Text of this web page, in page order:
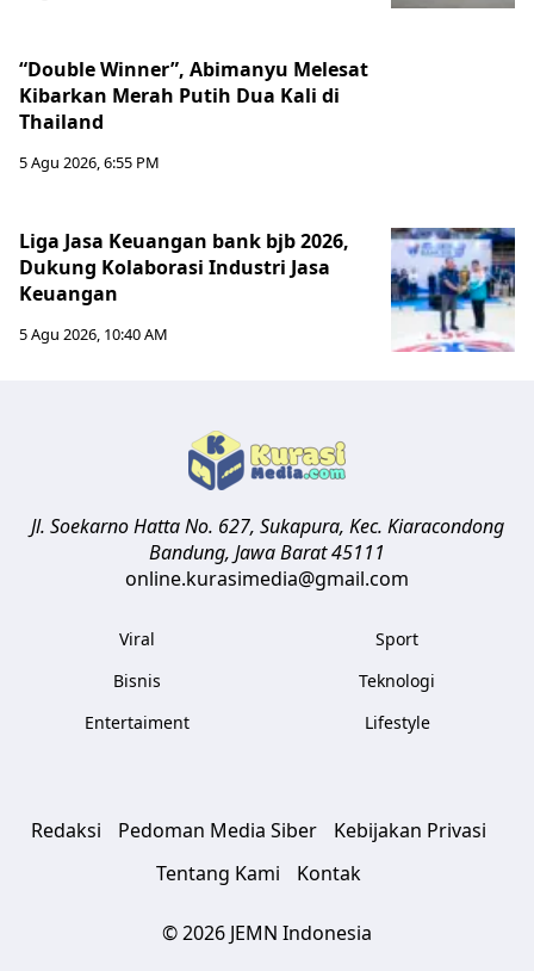
“Double Winner”, Abimanyu Melesat
Kibarkan Merah Putih Dua Kali di
Thailand
5 Agu 2026, 6:55 PM
Liga Jasa Keuangan bank bjb 2026,
Dukung Kolaborasi Industri Jasa
Keuangan
5 Agu 2026, 10:40 AM
Jl. Soekarno Hatta No. 627, Sukapura, Kec. Kiaracondong
Bandung, Jawa Barat45111
online.kurasimedia@gmail.com
Viral
Bisnis
Entertaiment
Sport
Teknologi
Lifestyle
Redaksi Pedoman Media Siber
Kebijakan Privasi
Tentang Kami
Kontak
© 2026 JEMN Indonesia